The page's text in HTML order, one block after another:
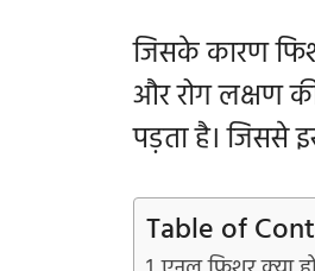
जिसके कारण
और रोग लक्षण
पड़ता है। जिससे
Table of